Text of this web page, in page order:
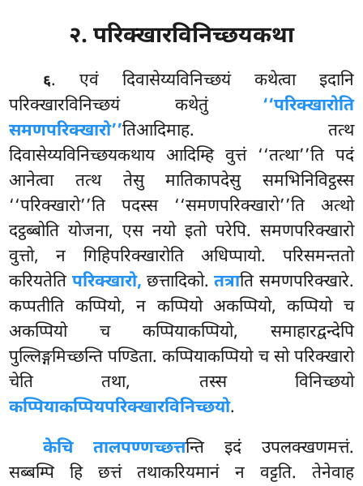
२. परिक्खारविनिच्छयकथा
६. एवं दिवासेय्यविनिच्छयं कथेत्वा इदानि
परिक्खारविनिच्छयं कथेतुं ‘‘परिक्खारोति
समणपरिक्खारो’’तिआदिमाह. तत्थ
दिवासेय्यविनिच्छयकथाय आदिम्हि वुत्तं ‘‘तत्था’’ति पदं
आनेत्वा तत्थ तेसु मातिकापदेसु समभिनिविट्ठस्स
‘‘परिक्खारो’’ति पदस्स ‘‘समणपरिक्खारो’’ति अत्थो
दट्ठब्बोति योजना, एस नयो इतो परेपि. समणपरिक्खारो
वुत्तो, न गिहिपरिक्खारोति अधिप्पायो. परिसमन्ततो
करियतेति परिक्खारो, छत्तादिको.तत्राति समणपरिक्खारे.
कप्पतीति कप्पियो, न कप्पियो अकप्पियो, कप्पियो च
अकप्पियो च कप्पियाकप्पियो, समाहारद्वन्देपि
पुल्लिङ्गमिच्छन्ति पण्डिता. कप्पियाकप्पियो च सो परिक्खारो
चेति तथा, तस्स विनिच्छयो
कप्पियाकप्पियपरिक्खारविनिच्छयो.
केचि तालपण्णच्छत्तन्ति इदं उपलक्खणमत्तं.
सब्बम्पि हि छत्तं तथाकरियमानं न वट्टति. तेनेवाह